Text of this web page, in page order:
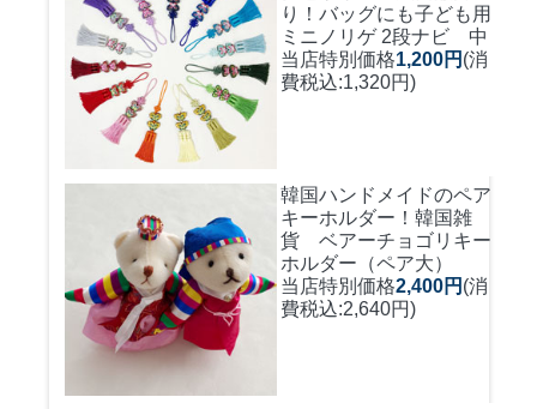
り！バッグにも子ども用
ミニノリゲ 2段ナビ 中
当店特別価格1,200円 (消
費税込:1,320円)
韓国ハンドメイドのペア
キーホルダー！ 韓国雑
貨 ベアーチョゴリキー
ホルダー（ペア大）
当店特別価格2,400円 (消
費税込:2,640円)